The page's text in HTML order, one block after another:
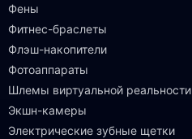
Фены
Фитнес-браслеты
Флэш-накопители
Фотоаппараты
Шлемы виртуальной реальности
Экшн-камеры
Электрические зубные щетки